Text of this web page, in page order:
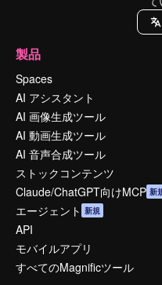
製品
Spaces
AI アシスタント
AI 画像生成ツール
AI 動画生成ツール
AI 音声合成ツール
ストックコンテンツ
Claude/ChatGPT向けMCP 新
エージェント 新規
API
モバイルアプリ
すべてのMagnificツール